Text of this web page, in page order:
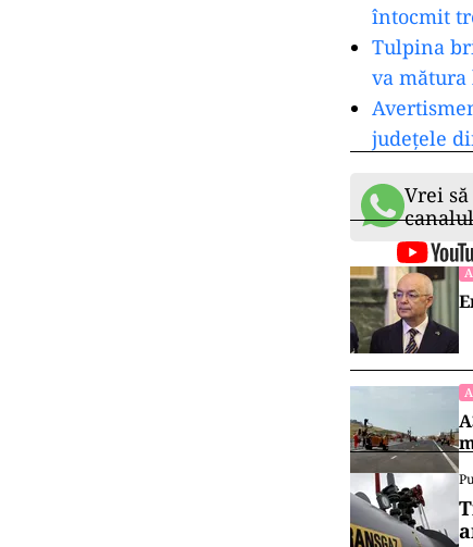
întocmit
Tulpina
va mătura
județele
Vrei